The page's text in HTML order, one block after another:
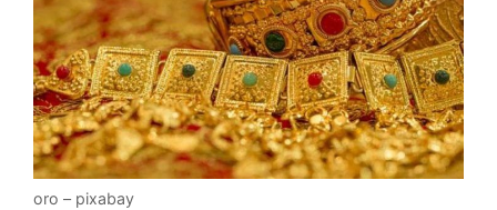
oro – pixabay